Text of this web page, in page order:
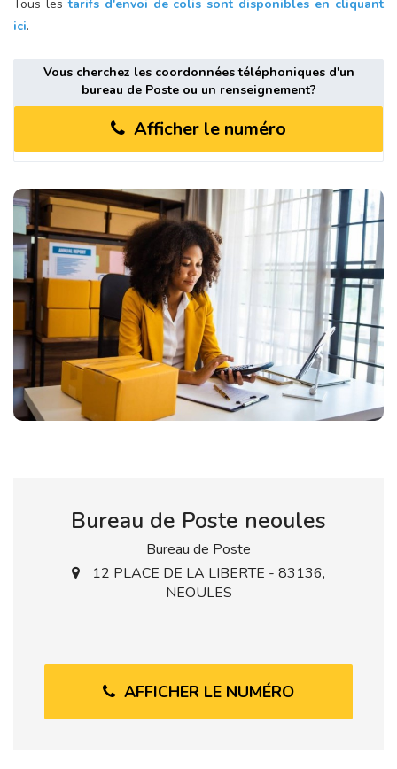
Tous lestarifs d'envoi de colis sont disponibles en cliquant
ici.
Vous cherchez les coordonnées téléphoniques d'un
bureau de Poste ou un renseignement?
Afficher le numéro
Bureau de Poste neoules
Bureau de Poste
12 PLACE DE LA LIBERTE - 83136,
NEOULES
AFFICHER LE NUMÉRO